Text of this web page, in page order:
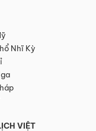
Nhĩ Kỳ
VIỆT